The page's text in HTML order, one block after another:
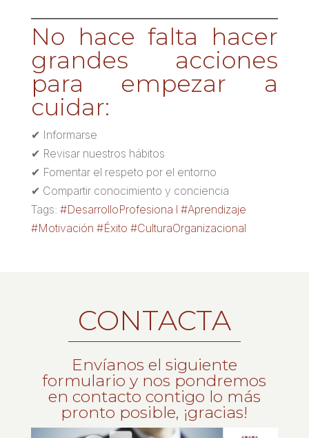
No hace falta hacer
grandes acciones
para empezar a
cuidar:
✔ Informarse
✔ Revisar nuestros hábitos
✔ Fomentar el respeto por el entorno
✔ Compartir conocimiento y conciencia
Tags: #DesarrolloProfesiona l #Aprendizaje
#Motivación #Éxito #CulturaOrganizacional
CONTACTA
Envíanos el siguiente
formulario y nos pondremos
en contacto contigo lo más
pronto posible, ¡gracias!